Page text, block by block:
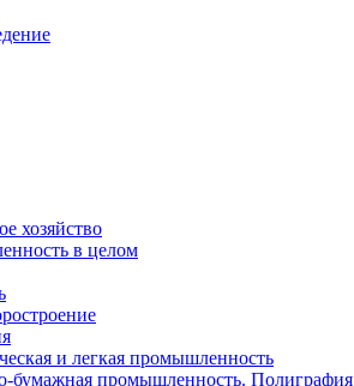
хозяйство
в целом
и легкая промышленность
бумажная промышленность. Полиграфия